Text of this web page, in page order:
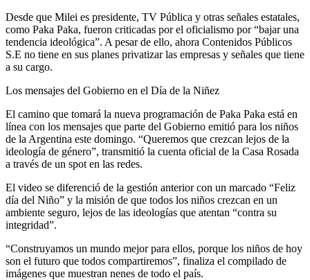
Desde que Milei es presidente, TV Pública y otras señales estatales,
como Paka Paka, fueron criticadas por el oficialismo por “bajar una
tendencia ideológica”. A pesar de ello, ahora Contenidos Públicos
S.E no tiene en sus planes privatizar las empresas y señales que tiene
a su cargo.
Los mensajes del Gobierno en el Día de la Niñez
El camino que tomará la nueva programación de Paka Paka está en
línea con los mensajes que parte del Gobierno emitió para los niños
de la Argentina este domingo. “Queremos que crezcan lejos de la
ideología de género”, transmitió la cuenta oficial de la Casa Rosada
a través de un spot en las redes.
El video se diferenció de la gestión anterior con un marcado “Feliz
día del Niño” y la misión de que todos los niños crezcan en un
ambiente seguro, lejos de las ideologías que atentan “contra su
integridad”.
“Construyamos un mundo mejor para ellos, porque los niños de hoy
son el futuro que todos compartiremos”, finaliza el compilado de
imágenes que muestran nenes de todo el país.